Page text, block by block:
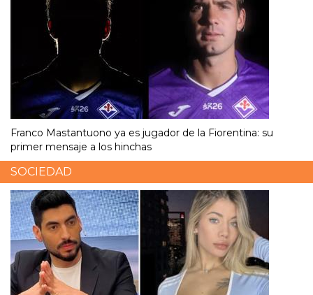
Franco Mastantuono ya es jugador de la Fiorentina: su
primer mensaje a los hinchas
SOCIEDAD